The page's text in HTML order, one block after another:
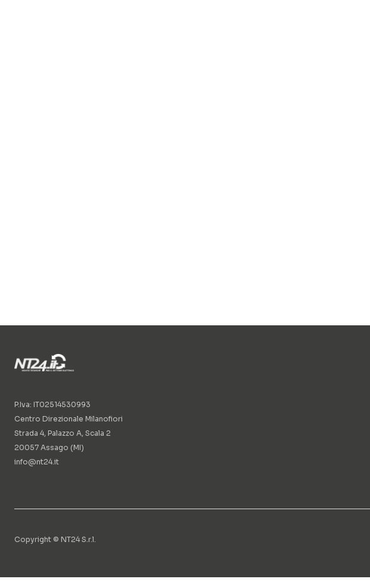
P.Iva: IT02514530993
Centro Direzionale Milanofiori
Strada 4, Palazzo A, Scala 2
20057 Assago (MI)
info@nt24.it
Copyright © NT24 S.r.l.